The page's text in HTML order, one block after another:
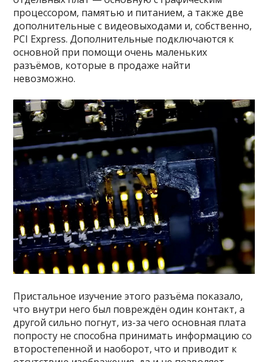
процессором, памятью и питанием, а также две
дополнительные с видеовыходами и, собственно,
PCI Express. Дополнительные подключаются к
основной при помощи очень маленьких
разъёмов, которые в продаже найти
невозможно.
Пристальное изучение этого разъёма показало,
что внутри него был повреждён один контакт, а
другой сильно погнут, из-за чего основная плата
попросту не способна принимать информацию со
второстепенной и наоборот, что и приводит к